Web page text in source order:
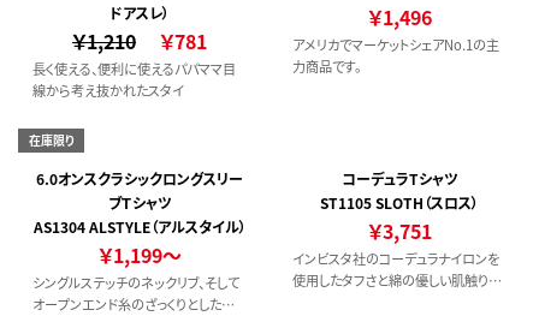
ドアスレ）
￥1,210 ￥781
長く使える、便利に使えるパパママ目
線から考え抜かれたスタイ
￥1,496
アメリカでマーケットシェアNo.1の主
力商品です。
在庫限り
6.0オンスクラシックロングスリー
ブＴシャツ
AS1304 ALSTYLE（アルスタイル）
￥1,199～
シングルステッチのネックリブ、そして
オープンエンド糸のざっくりとした質
コーデュラTシャツ
ST1105 SLOTH（スロス）
￥3,751
インビスタ社のコーデュラナイロンを
使用したタフさと綿の優しい肌触りを